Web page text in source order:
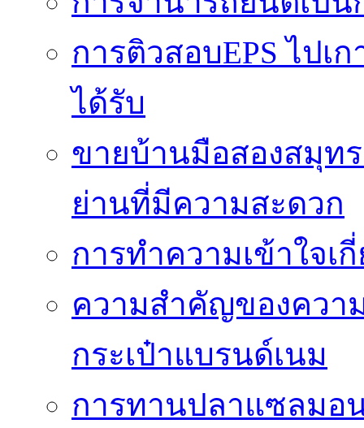
การติวสอบEPS ไป
ได้รับ
ขายบ้านมือสองสมุท
ย่านที่มีความสะดวก
การทำความเข้าใจเ
ความสำคัญของควา
กระเป๋าแบรนด์เนม
การทานปลาแซลมอ